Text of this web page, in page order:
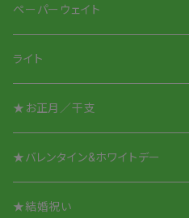
Smile Glass タンブラー
Smile Glass／取って付き
アニマルシリーズ
酒盃／ぐいのみ
オリジナル名入れ
Smileちゃんシリーズ
アニマルシリーズ
ペーパーウェイト
ライト
★お正月／干支
★バレンタイン&ホワイトデー
★結婚祝い